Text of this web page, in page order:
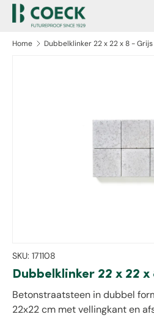
naar inhoud
Zoeken
Home Dubbelklinker 22 x 22 x 8 - Grijs
SKU: 171108
Dubbelklinker 22 x 22
Betonstraatsteen in dubbel
22x22 cm met vellingkant en